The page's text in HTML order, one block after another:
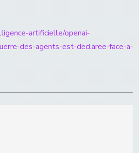
artificielle/openai-
des-agents-est-declaree-face-a-